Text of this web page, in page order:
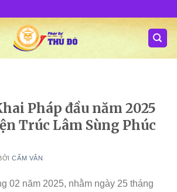
Pháp đầu năm 2025
Trúc Lâm Sùng Phúc
CẨM VÂN
02 năm 2025, nhằm ngày 25 tháng